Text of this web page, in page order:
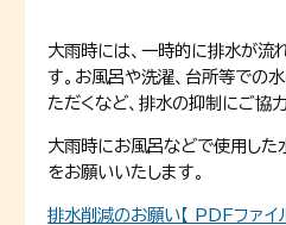
大雨時には、一時的に排水が流
す。 お風呂や洗濯、台所等での
ただくなど、排水の抑制にご協
大雨時にお風呂などで使用した
をお願いいたします。
排水削減のお願い【 PDFファイ